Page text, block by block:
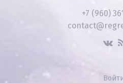
+7 (960)